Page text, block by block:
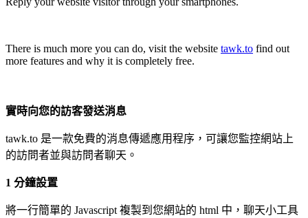
There is much more you can do, visit the website tawk.to find out
more features and why it is completely free.
實時向您的訪客發送消息
tawk.to 是一款免費的消息傳遞應用程序，可讓您監控網站上
的訪問者並與訪問者聊天。
1 分鐘設置
將一行簡單的 Javascript 複製到您網站的 html 中，聊天小工具